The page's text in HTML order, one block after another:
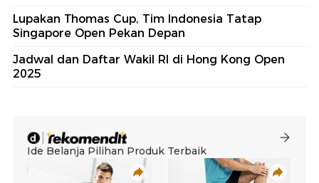
Lupakan Thomas Cup, Tim Indonesia Tatap
Singapore Open Pekan Depan
Jadwal dan Daftar Wakil RI di Hong Kong Open
2025